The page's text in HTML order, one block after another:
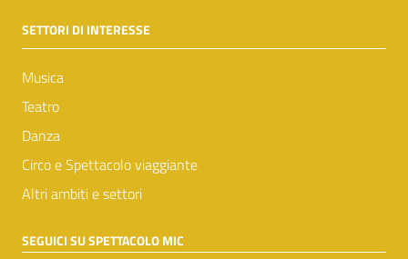
SETTORI DI INTERESSE
Musica
Teatro
Danza
Circo e Spettacolo viaggiante
Altri ambiti e settori
SEGUICI SU SPETTACOLO MIC